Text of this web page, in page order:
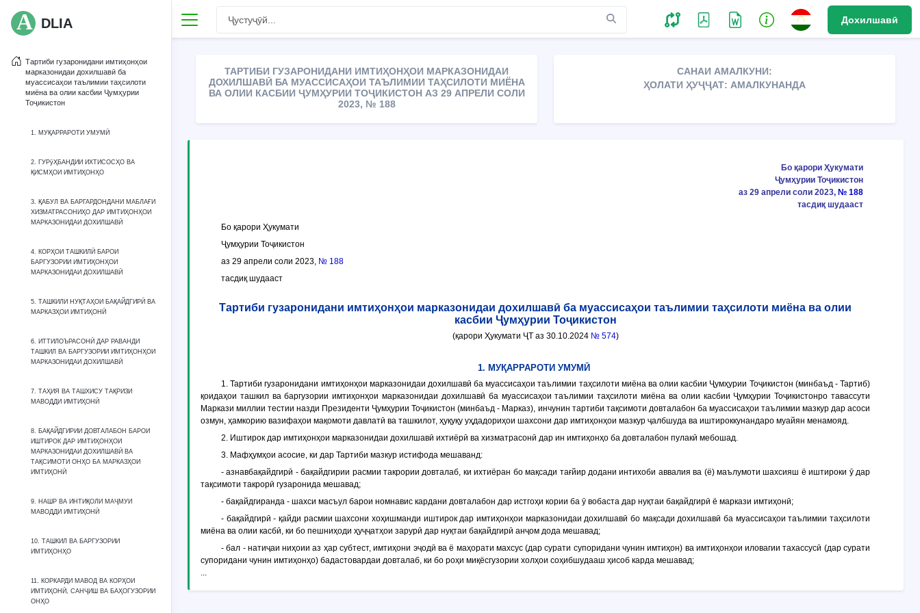
Дохилшавӣ
DLIA
Тартиби гузаронидани имтиҳонҳои
марказонидаи дохилшавӣ ба
муассисаҳои таълимии таҳсилоти
миёна ва олии касбии Ҷумҳурии
Тоҷикистон
1. МУҚАРРАРОТИ УМУМӢ
2. ГУРӯҲБАНДИИ ИХТИСОСҲО ВА
ҚИСМҲОИ ИМТИҲОНҲО
3. ҚАБУЛ ВА БАРГАРДОНДАНИ МАБЛАҒИ
ХИЗМАТРАСОНИҲО ДАР ИМТИҲОНҲОИ
МАРКАЗОНИДАИ ДОХИЛШАВӢ
4. КОРҲОИ ТАШКИЛӢ БАРОИ
БАРГУЗОРИИ ИМТИҲОНҲОИ
МАРКАЗОНИДАИ ДОХИЛШАВӢ
5. ТАШКИЛИ НУҚТАҲОИ БАҚАЙДГИРӢ ВА
МАРКАЗҲОИ ИМТИҲОНӢ
6. ИТТИЛОЪРАСОНӢ ДАР РАВАНДИ
ТАШКИЛ ВА БАРГУЗОРИИ ИМТИҲОНҲОИ
МАРКАЗОНИДАИ ДОХИЛШАВӢ
7. ТАҲИЯ ВА ТАШХИСУ ТАҚРИЗИ
МАВОДДИ ИМТИҲОНӢ
8. БАҚАЙДГИРИИ ДОВТАЛАБОН БАРОИ
ИШТИРОК ДАР ИМТИҲОНҲОИ
МАРКАЗОНИДАИ ДОХИЛШАВӢ ВА
ТАҚСИМОТИ ОНҲО БА МАРКАЗҲОИ
ИМТИҲОНӢ
9. НАШР ВА ИНТИҚОЛИ МАҶМУИ
МАВОДДИ ИМТИҲОНӢ
10. ТАШКИЛ ВА БАРГУЗОРИИ
ИМТИҲОНҲО
11. КОРКАРДИ МАВОД ВА КОРҲОИ
ИМТИҲОНӢ, САНҶИШ ВА БАҲОГУЗОРИИ
ОНҲО
ТАРТИБИ ГУЗАРОНИДАНИ ИМТИҲОНҲОИ МАРКАЗОНИДАИ
ДОХИЛШАВӢ БА МУАССИСАҲОИ ТАЪЛИМИИ ТАҲСИЛОТИ МИЁНА
ВА ОЛИИ КАСБИИ ҶУМҲУРИИ ТОҶИКИСТОН АЗ 29 АПРЕЛИ СОЛИ
2023, № 188
САНАИ АМАЛКУНИ:
ҲОЛАТИ ҲУҶҶАТ: АМАЛКУНАНДА
Бо қарори Ҳукумати
Ҷумҳурии Тоҷикистон
аз 29 апрели соли 2023, № 188
тасдиқ шудааст
Бо қарори Ҳукумати
Ҷумҳурии Тоҷикистон
аз 29 апрели соли 2023, № 188
тасдиқ шудааст
Тартиби гузаронидани имтиҳонҳои марказонидаи дохилшавӣ ба муассисаҳои таълимии таҳсилоти миёна ва олии
касбии Ҷумҳурии Тоҷикистон
(қарори Ҳукумати ҶТ аз 30.10.2024 № 574)
1. МУҚАРРАРОТИ УМУМӢ
1. Тартиби гузаронидани имтиҳонҳои марказонидаи дохилшавӣ ба муассисаҳои таълимии таҳсилоти миёна ва олии касбии Ҷумҳурии Тоҷикистон (минбаъд - Тартиб)
қоидаҳои ташкил ва баргузории имтиҳонҳои марказонидаи дохилшавӣ ба муассисаҳои таълимии таҳсилоти миёна ва олии касбии Ҷумҳурии Тоҷикистонро тавассути
Маркази миллии тестии назди Президенти Ҷумҳурии Тоҷикистон (минбаъд - Марказ), инчунин тартиби тақсимоти довталабон ба муассисаҳои таълимии мазкур дар асоси
озмун, ҳамкорию вазифаҳои мақомоти давлатӣ ва ташкилот, ҳуқуқу уҳдадориҳои шахсони дар имтиҳонҳои мазкур ҷалбшуда ва иштироккунандаро муайян менамояд.
2. Иштирок дар имтиҳонҳои марказонидаи дохилшавӣ ихтиёрӣ ва хизматрасонӣ дар ин имтиҳонҳо ба довталабон пулакӣ мебошад.
3. Мафҳумҳои асосие, ки дар Тартиби мазкур истифода мешаванд:
-азнавбақайдгирӣ - бақайдгирии расмии такрории довталаб, ки ихтиёран бо мақсади тағйир додани интихоби аввалия ва (ё) маълумоти шахсияш ё иштироки ӯ дар
тақсимоти такрорӣ гузаронида мешавад;
- бақайдгиранда - шахси масъул барои номнавис кардани довталабон дар истгоҳи кории ба ӯ вобаста дар нуқтаи бақайдгирӣ ё маркази имтиҳонӣ;
- бақайдгирӣ - қайди расмии шахсони хоҳишманди иштирок дар имтиҳонҳои марказонидаи дохилшавӣ бо мақсади дохилшавӣ ба муассисаҳои таълимии таҳсилоти
миёна ва олии касбӣ, ки бо пешниҳоди ҳуҷҷатҳои зарурӣ дар нуқтаи бақайдгирӣ анҷом дода мешавад;
-бал - натиҷаи ниҳоии аз ҳар субтест, имтиҳони эҷодӣ ва ё маҳорати махсус (дар сурати супоридани чунин имтиҳон) ва имтиҳонҳои иловагии тахассусӣ (дар сурати
супоридани чунин имтиҳонҳо) бадастовардаи довталаб, ки бо роҳи миқёсгузории холҳои соҳибшудааш ҳисоб карда мешавад;
...